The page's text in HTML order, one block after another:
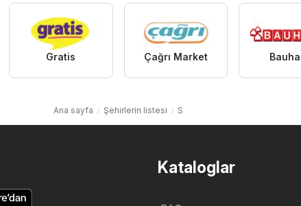
Gratis Çağrı Market
Ana sayfa Şehirlerin listesi S
Kataloglar